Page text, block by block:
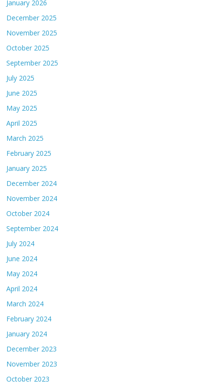
January 2026
December 2025
November 2025
October 2025
September 2025
July 2025
June 2025
May 2025
April 2025
March 2025
February 2025
January 2025
December 2024
November 2024
October 2024
September 2024
July 2024
June 2024
May 2024
April 2024
March 2024
February 2024
January 2024
December 2023
November 2023
October 2023